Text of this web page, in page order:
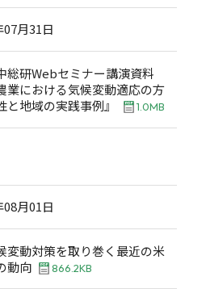
07月31日
総研Webセミナー講演資料
業における気候変動適応の方
と地域の実践事例』
1.0MB
08月01日
変動対策を取り巻く最近の米
動向
866.2KB